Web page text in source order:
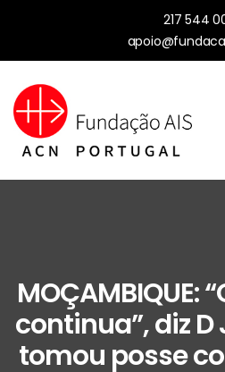
217 544
MOÇAMBIQUE:
continua”, diz
tomou posse